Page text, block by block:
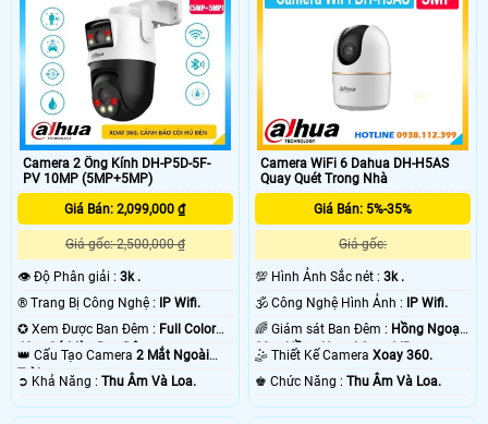
Camera 2 Ống Kính DH-P5D-5F-
PV 10MP (5MP+5MP)
Giá Bán: 2,099,000 ₫
Giá gốc: 2,500,000 ₫
👁 Độ Phân giải : 3k .
®️ Trang Bị Công Nghệ :
IP Wifi.
✪ Xem Được Ban Đêm : Full Color
40m Có Màu Ban Ðêm.
👑 Cấu Tạo Camera 2 Mắt Ngoài
Trời.
️➲ Khả Năng : Thu Âm Và Loa.
Camera WiFi 6 Dahua DH-H5AS
Quay Quét Trong Nhà
Giá Bán: 5%-35%
Giá gốc:
💯 Hình Ảnh Sắc nét :3k .
🕉️ Công Nghệ Hình Ảnh :
IP Wifi.
🌈 Giám sát Ban Đêm : Hồng Ngoại
20m Hồng Ngoại Smart IR.
🤹 Thiết Kế CameraXoay 360.
️♚ Chức Năng :Thu Âm Và Loa.